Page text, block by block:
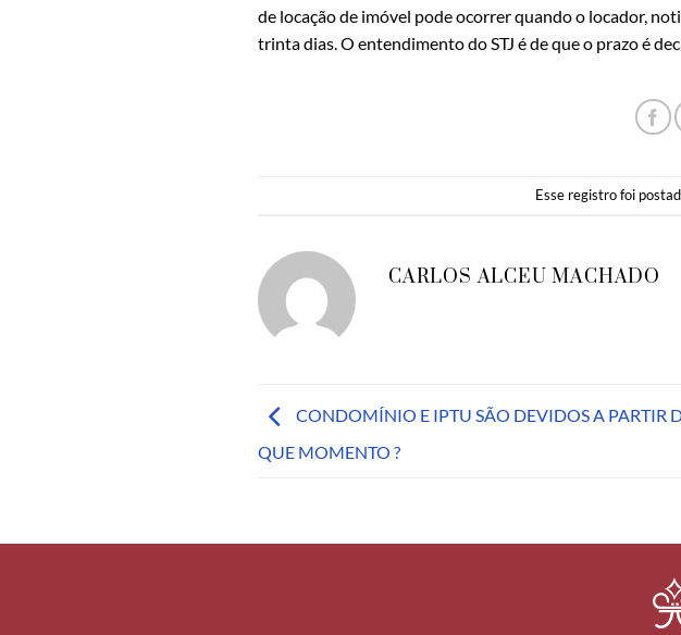
de locação de imóvel pode ocorrer quando o locador,
trinta dias. O entendimento do STJ é de que o prazo é
Esse registro foi
CARLOS ALCEU MACHADO
CONDOMÍNIO E IPTU SÃO DEVIDOS A PARTIR
QUE MOMENTO ?